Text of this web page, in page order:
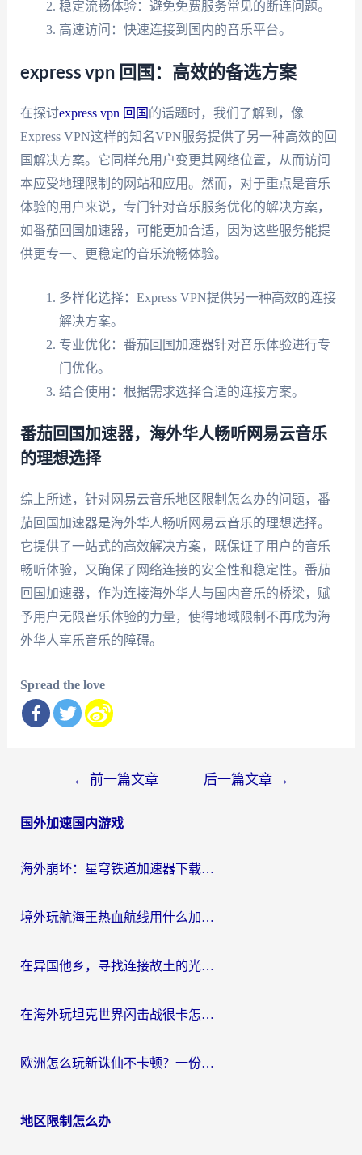
稳定流畅体验：避免免费服务常见的断连问题。
高速访问：快速连接到国内的音乐平台。
express vpn 回国：高效的备选方案
在探讨express vpn 回国 的话题时，我们了解到，像
Express VPN这样的知名VPN服务提供了另一种高效的回
国解决方案。它同样允用户变更其网络位置，从而访问
本应受地理限制的网站和应用。然而，对于重点是音乐
体验的用户来说，专门针对音乐服务优化的解决方案，
如番茄回国加速器，可能更加合适，因为这些服务能提
供更专一、更稳定的音乐流畅体验。
多样化选择：Express VPN提供另一种高效的连接
解决方案。
专业优化：番茄回国加速器针对音乐体验进行专
门优化。
结合使用：根据需求选择合适的连接方案。
番茄回国加速器，海外华人畅听网易云音乐
的理想选择
综上所述，针对网易云音乐地区限制怎么办的问题，番
茄回国加速器是海外华人畅听网易云音乐的理想选择。
它提供了一站式的高效解决方案，既保证了用户的音乐
畅听体验，又确保了网络连接的安全性和稳定性。番茄
回国加速器，作为连接海外华人与国内音乐的桥梁，赋
予用户无限音乐体验的力量，使得地域限制不再成为海
外华人享乐音乐的障碍。
Spread the love
导
← 前一篇文章 后一篇文章 →
国外加速国内游戏
海外崩坏：星穹铁道加速器下载安装：一份给游子的终极网络指南
境外玩航海王热血航线用什么加速器？2026海外玩家实测最优方案（附欧洲问道堡垒前线加速技巧）
在异国他乡，寻找连接故土的光明大陆免费加速器
在海外玩坦克世界闪击战很卡怎么办？老玩家亲测有效的加速器选择指南
欧洲怎么玩新诛仙不卡顿？一份给海外游子的国服游戏畅玩指南
地区限制怎么办